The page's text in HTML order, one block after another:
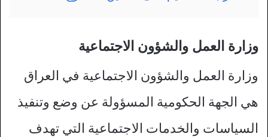
وزارة العمل والشؤون الاجتماعية
وزارة العمل والشؤون الاجتماعية في العراق
هي الجهة الحكومية المسؤولة عن وضع وتنفيذ
السياسات والخدمات الاجتماعية التي تهدف